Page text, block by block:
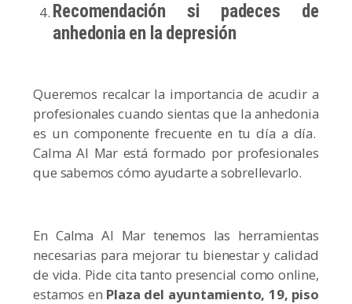
Recomendación si padeces de
anhedonia en la depresión
Queremos recalcar la importancia de acudir a
profesionales cuando sientas que la anhedonia
es un componente frecuente en tu día a día.
Calma Al Mar está formado por profesionales
que sabemos cómo ayudarte a sobrellevarlo.
En Calma Al Mar tenemos las herramientas
necesarias para mejorar tu bienestar y calidad
de vida. Pide cita tanto presencial como online,
estamos en Plaza del ayuntamiento, 19, piso